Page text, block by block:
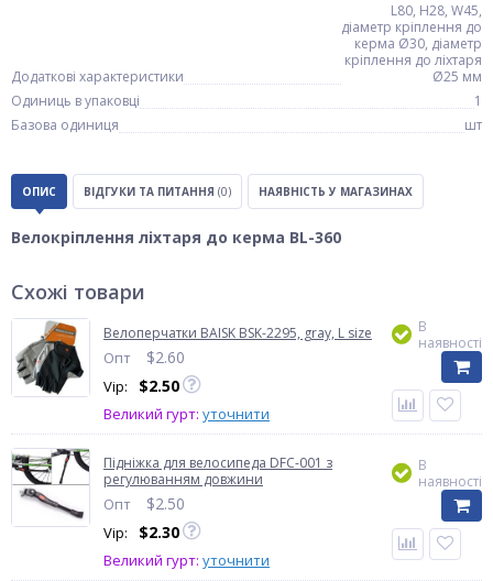
Додаткові характеристики
L80, H28, W45,
діаметр кріплення до
керма Ø30, діаметр
кріплення до ліхтаря
Ø25 мм
Одиниць в упаковці
1
Базова одиниця
шт
ОПИС ВІДГУКИ ТА ПИТАННЯ (0) НАЯВНІСТЬ У МАГАЗИНАХ
Велокріплення ліхтаря до керма BL-360
Схожі товари
Велоперчатки BAISK BSK-2295, gray, L size
Опт $2.60
Vip: $2.50
Великий гурт: уточнити
В
наявності
Підніжка для велосипеда DFC-001 з
регулюванням довжини
Опт $2.50
Vip: $2.30
Великий гурт: уточнити
В
наявності